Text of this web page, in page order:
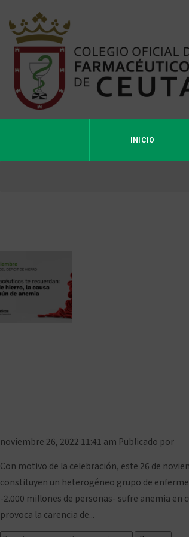
INICIO
Los
noviembre 26, 2022 11:41 am Publicado por
Con motivo de la celebración, este 26 de
constituyen un heterogéneo grupo de
-2.000 millones de personas- sufre anemia en
provoca la carencia de...